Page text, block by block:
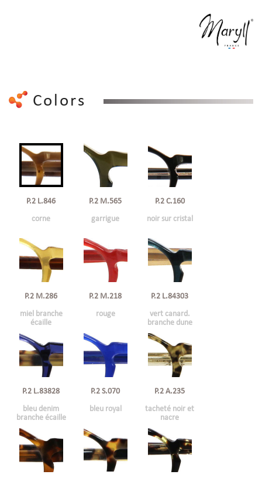
Colors
P.2 L.846
corne
P.2 M.565
garrigue
P.2 C.160
noir sur cristal
P.2 M.286
miel branche
écaille
P.2 M.218
rouge
P.2 L.84303
vert canard.
branche dune
P.2 L.83828
bleu denim
branche écaille
P.2 S.070
bleu royal
P.2 A.235
tacheté noir et
nacre